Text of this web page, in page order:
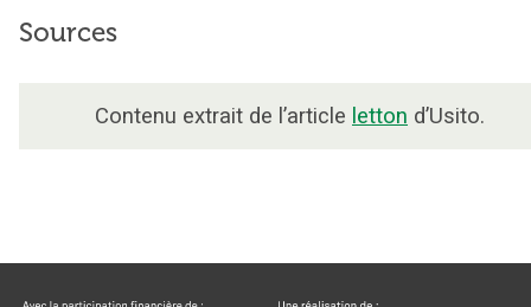
Sources
Contenu extrait de l’article letton d’Usito.